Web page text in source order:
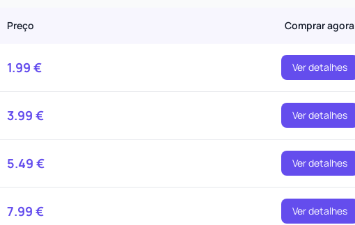
Preço Comprar agora
1.99 € Ver detalhes
3.99 € Ver detalhes
5.49 € Ver detalhes
7.99 € Ver detalhes